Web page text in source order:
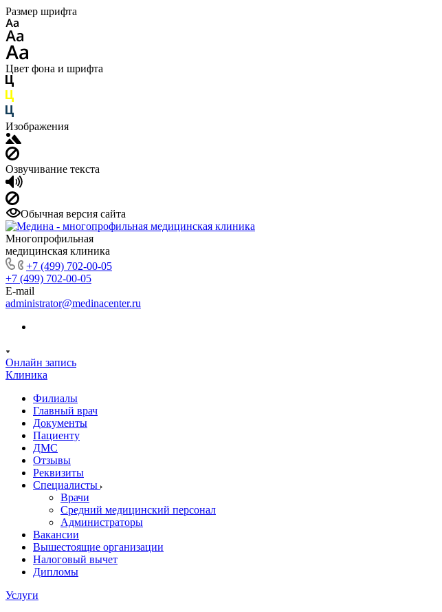
Размер шрифта
Цвет фона и шрифта
Изображения
Озвучивание текста
Обычная версия сайта
Многопрофильная
медицинская клиника
+7 (499) 702-00-05
+7 (499) 702-00-05
E-mail
administrator@medinacenter.ru
Онлайн запись
Клиника
Филиалы
Главный врач
Документы
Пациенту
ДМС
Отзывы
Реквизиты
Специалисты
Врачи
Средний медицинский персонал
Администраторы
Вакансии
Вышестоящие организации
Налоговый вычет
Дипломы
Услуги